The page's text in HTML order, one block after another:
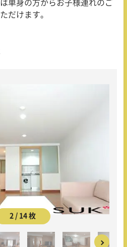
単身の方からお子様連れのご
だけます。
2 / 14 枚